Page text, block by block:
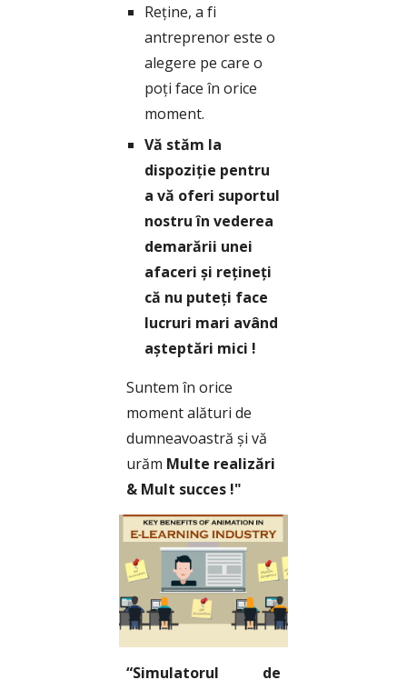
Reține, a fi
antreprenor este o
alegere pe care o
poți face în orice
moment.
Vă stăm la
dispoziție pentru
a vă oferi suportul
nostru în vederea
demarării unei
afaceri și rețineți
că nu puteți face
lucruri mari având
așteptări mici !
Suntem în orice
moment alături de
dumneavoastră și vă
urăm Multe realizări
& Mult succes !"
“Simulatorul de